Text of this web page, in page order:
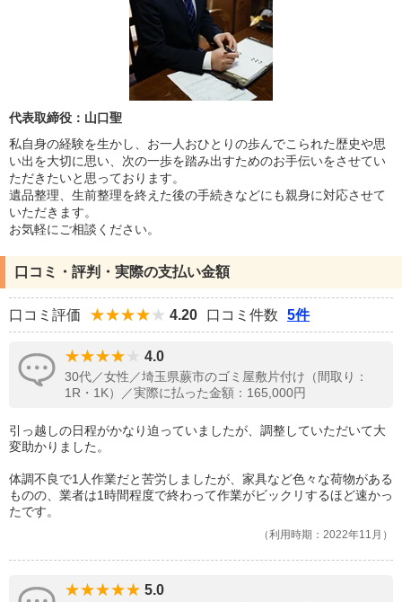
代表取締役：山口聖
私自身の経験を生かし、お一人おひとりの歩んでこられた歴史や思
い出を大切に思い、次の一歩を踏み出すためのお手伝いをさせてい
ただきたいと思っております。
遺品整理、生前整理を終えた後の手続きなどにも親身に対応させて
いただきます。
お気軽にご相談ください。
口コミ・評判・実際の支払い金額
口コミ評価 4.20 口コミ件数 5件
4.0
30代／女性／埼玉県蕨市のゴミ屋敷片付け（間取り：
1R・1K）／実際に払った金額：165,000円
引っ越しの日程がかなり迫っていましたが、調整していただいて大
変助かりました。
体調不良で1人作業だと苦労しましたが、家具など色々な荷物がある
ものの、業者は1時間程度で終わって作業がビックリするほど速かっ
たです。
利用時期：2022年11月
5.0